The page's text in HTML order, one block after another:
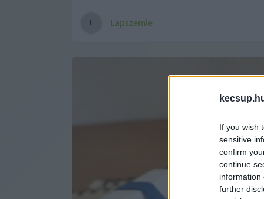
If you wish
sensitive
confirm
continue
information
further
L Lapszemle